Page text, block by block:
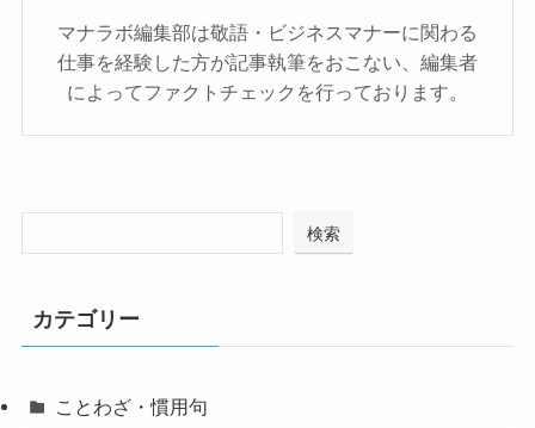
マナラボ編集部は敬語・ビジネスマナーに関わる
仕事を経験した方が記事執筆をおこない、編集者
によってファクトチェックを行っております。
検索
カテゴリー
ことわざ・慣用句